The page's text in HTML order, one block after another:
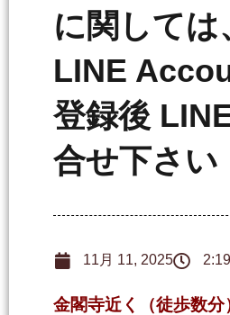
に関しては
LINE
登録後
合せ下さい
11月 11, 2025
金閣寺近く（徒歩数分